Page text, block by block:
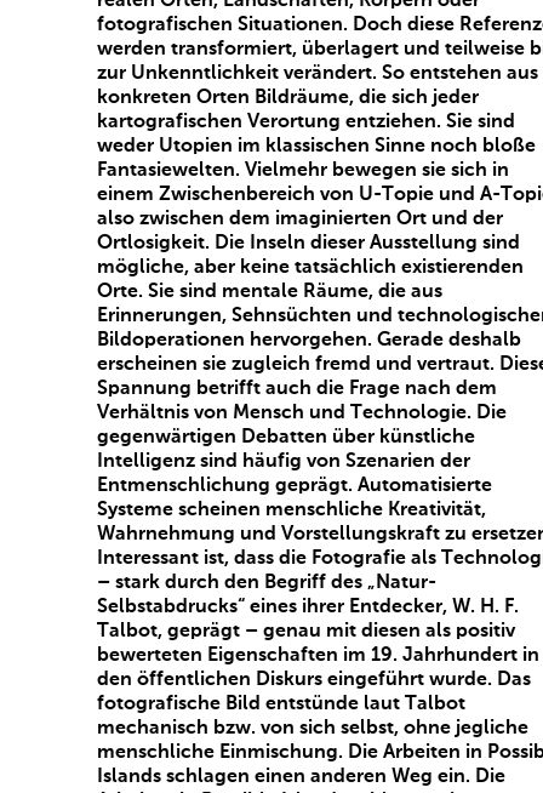
fotografischen Situationen. Doch diese
werden transformiert, überlagert und teilweise
zur Unkenntlichkeit verändert. So entstehen aus
konkreten Orten Bildräume, die sich jeder
kartografischen Verortung entziehen. Sie sind
weder Utopien im klassischen Sinne noch bloße
Fantasiewelten. Vielmehr bewegen sie sich in
einem Zwischenbereich von U-Topie und A-
also zwischen dem imaginierten Ort und der
Ortlosigkeit. Die Inseln dieser Ausstellung sind
mögliche, aber keine tatsächlich existierenden
Orte. Sie sind mentale Räume, die aus
Erinnerungen, Sehnsüchten und
Bildoperationen hervorgehen. Gerade deshalb
erscheinen sie zugleich fremd und vertraut.
Spannung betrifft auch die Frage nach dem
Verhältnis von Mensch und Technologie. Die
gegenwärtigen Debatten über künstliche
Intelligenz sind häufig von Szenarien der
Entmenschlichung geprägt. Automatisierte
Systeme scheinen menschliche Kreativität,
Wahrnehmung und Vorstellungskraft zu
Interessant ist, dass die Fotografie als
– stark durch den Begriff des „Natur-
Selbstabdrucks“ eines ihrer Entdecker, W. H. F.
Talbot, geprägt – genau mit diesen als positiv
bewerteten Eigenschaften im 19. Jahrhundert in
den öffentlichen Diskurs eingeführt wurde. Das
fotografische Bild entstünde laut Talbot
mechanisch bzw. von sich selbst, ohne jegliche
menschliche Einmischung. Die Arbeiten in
Islands schlagen einen anderen Weg ein. Die